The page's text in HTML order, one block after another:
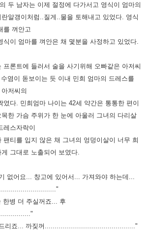
두 남자는 이제 절정에 다가서고 영식이 엄마의
알갱이처럼..질게..물을 토해내고 있었다. 영식
를 껴안고
식이 엄마를 껴안은 채 몇분을 사정하고 있었다.
프론트에 들러서 술을 사기위해 오빠같은 아저씨
염이 돋보이는 듯 이내 민희 엄마의 드레스를
저씨의
였다. 민희엄마 나이는 42세 약간은 통통한 편이
한 가슴 주위가 한 눈에 아울러 그녀의 다리살
레스자락이
팬티를 입지 않은 채 그녀의 엉덩이살이 너무 희
그대로 노출되어 보였다.
없어요... 창고에 있어서... 가져와야 하는데...
병 더 주실꺼죠... 후
리죠... 까짖꺼.............................................."